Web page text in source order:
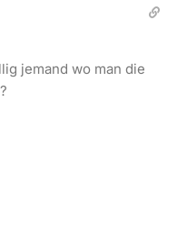
jemand wo man die